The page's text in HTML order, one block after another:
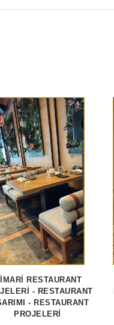
RESTAURANT
- RESTAURANT
- RESTAURANT
PROJELERİ